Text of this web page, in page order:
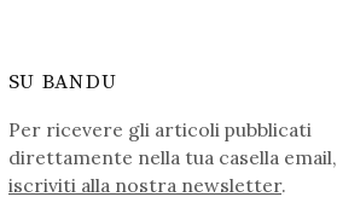
SU BANDU
Per ricevere gli articoli pubblicati
direttamente nella tua casella email,
iscriviti alla nostra newsletter.